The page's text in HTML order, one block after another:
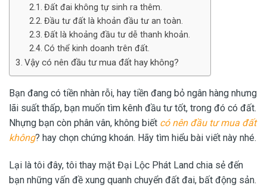
Đất đai không tự sinh ra thêm.
Đầu tư đất là khoản đầu tư an toàn.
Đất là khoảng đầu tư dễ thanh khoản.
Có thể kinh doanh trên đất.
Vậy có nên đầu tư mua đất hay không?
Bạn đang có tiền nhàn rỗi, hay tiền đang bỏ ngân hàng nhưng
lãi suất thấp, bạn muốn tìm kênh đầu tư tốt, trong đó có đất.
Nhựng bạn còn phân vân, không biết có nên đầu tư mua đất
không? hay chọn chứng khoán. Hãy tìm hiểu bài viết này nhé.
Lại là tôi đây, tôi thay mặt Đại Lộc Phát Land chia sẻ đến
bạn những vấn đề xung quanh chuyển đất đai, bất động sản.